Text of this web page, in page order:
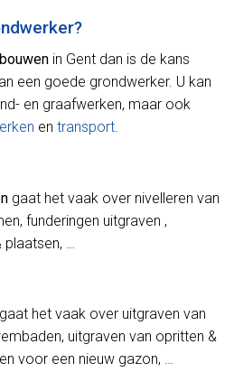
in Gent dan is de kans
een goede grondwerker. U kan
en graafwerken, maar ook
en transport
gaat het vaak over nivelleren van
funderingen uitgraven ,
…
gaat het vaak over uitgraven van
uitgraven van opritten &
voor een nieuw gazon, …